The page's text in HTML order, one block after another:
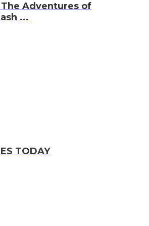
Adventures of
...
TODAY